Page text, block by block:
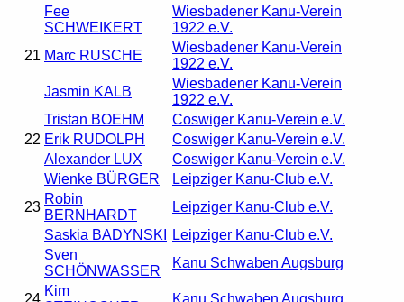
21
Fee
SCHWEIKERT
Wiesbadener Kanu-Verein
1922 e.V.
Marc RUSCHE
Wiesbadener Kanu-Verein
1922 e.V.
Jasmin KALB
Wiesbadener Kanu-Verein
1922 e.V.
22
Tristan BOEHM
Coswiger Kanu-Verein e.V.
Erik RUDOLPH
Coswiger Kanu-Verein e.V.
Alexander LUX
Coswiger Kanu-Verein e.V.
23
Wienke BÜRGER
Leipziger Kanu-Club e.V.
Robin
BERNHARDT
Leipziger Kanu-Club e.V.
Saskia BADYNSKI
Leipziger Kanu-Club e.V.
24
Sven
SCHÖNWASSER
Kanu Schwaben Augsburg
Kim
Kanu Schwaben Augsburg